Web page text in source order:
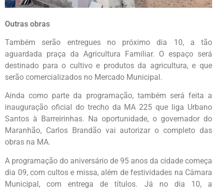
Outras obras
Também serão entregues no próximo dia 10, a tão
aguardada praça da Agricultura Familiar. O espaço será
destinado para o cultivo e produtos da agricultura, e que
serão comercializados no Mercado Municipal.
Ainda como parte da programação, também será feita a
inauguração oficial do trecho da MA 225 que liga Urbano
Santos à Barreirinhas. Na oportunidade, o governador do
Maranhão, Carlos Brandão vai autorizar o completo das
obras na MA.
A programação do aniversário de 95 anos da cidade começa
dia 09, com cultos e missa, além de festividades na Câmara
Municipal, com entrega de títulos. Já no dia 10, a